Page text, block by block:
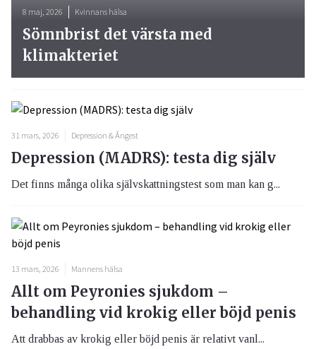
8 maj, 2026 Kvinnans hälsa
Sömnbrist det värsta med
klimakteriet
31 mars, 2026 Depression & Ångest
Depression (MADRS): testa dig själv
Det finns många olika självskattningstest som man kan g...
13 mars, 2026 Mannens hälsa
Allt om Peyronies sjukdom –
behandling vid krokig eller böjd penis
Att drabbas av krokig eller böjd penis är relativt vanl...